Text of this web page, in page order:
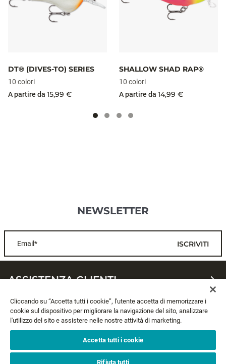
DT® (DIVES-TO) SERIES
10 colori
A partire da 15,99 €
SHALLOW SHAD RAP®
10 colori
A partire da 14,99 €
NEWSLETTER
Email* ISCRIVITI
ASSISTENZA CLIENTI
CHI SIAMO
LEGALE
Cliccando su “Accetta tutti i cookie”, l'utente accetta di memorizzare i
cookie sul dispositivo per migliorare la navigazione del sito, analizzare
l'utilizzo del sito e assistere nelle nostre attività di marketing.
Accetta tutti i cookie
Rifiuta tutti